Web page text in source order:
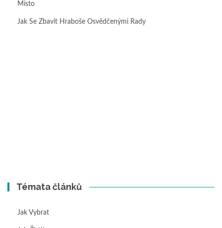
Místo
Jak Se Zbavit Hraboše Osvědčenými Rady
Témata článků
Jak Vybrat